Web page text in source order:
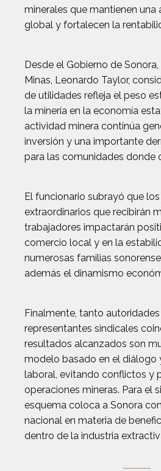
minerales que mantienen una
global y fortalecen la
Desde el Gobierno de
Minas, Leonardo Taylor,
de utilidades refleja el peso
la minería en la economía
actividad minera continúa
inversión y una importante
para las comunidades donde
El funcionario subrayó que
extraordinarios que recibirán
trabajadores impactarán
comercio local y en la
numerosas familias
además el dinamismo
Finalmente, tanto
representantes sindicales
resultados alcanzados son
modelo basado en el diálogo
laboral, evitando conflictos y
operaciones mineras. Para el
esquema coloca a Sonora
nacional en materia de
dentro de la industria